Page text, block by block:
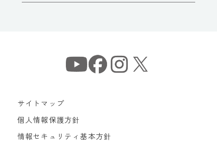
サイトマップ
個人情報保護方針
情報セキュリティ基本方針